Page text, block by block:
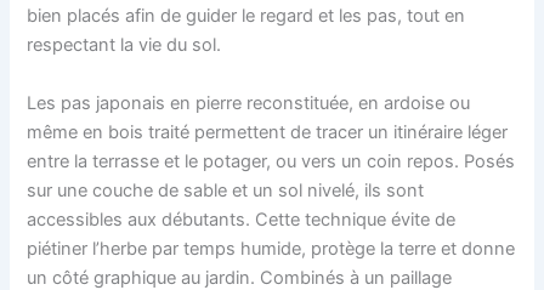
bien placés afin de guider le regard et les pas, tout en
respectant la vie du sol.
Les pas japonais en pierre reconstituée, en ardoise ou
même en bois traité permettent de tracer un itinéraire léger
entre la terrasse et le potager, ou vers un coin repos. Posés
sur une couche de sable et un sol nivelé, ils sont
accessibles aux débutants. Cette technique évite de
piétiner l’herbe par temps humide, protège la terre et donne
un côté graphique au jardin. Combinés à un paillage